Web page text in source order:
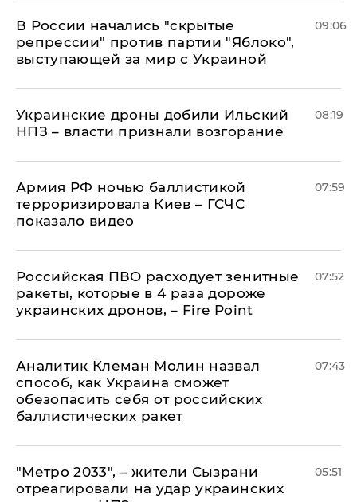
В России начались "скрытые
репрессии" против партии "Яблоко",
выступающей за мир с Украиной
09:06
Украинские дроны добили Ильский
НПЗ – власти признали возгорание
08:19
Армия РФ ночью баллистикой
терроризировала Киев – ГСЧС
показало видео
07:59
Российская ПВО расходует зенитные
ракеты, которые в 4 раза дороже
украинских дронов, – Fire Point
07:52
Аналитик Клеман Молин назвал
способ, как Украина сможет
обезопасить себя от российских
баллистических ракет
07:43
"Метро 2033", – жители Сызрани
отреагировали на удар украинских
05:51